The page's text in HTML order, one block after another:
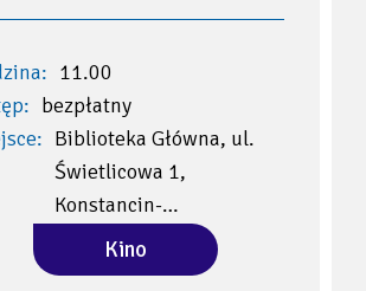
11.00
bezpłatny
Biblioteka Główna, ul.
Świetlicowa 1,
Konstancin-…
Kino